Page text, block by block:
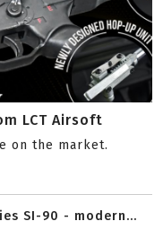
LCT Airsoft
on the market.
SI-90 - modern...